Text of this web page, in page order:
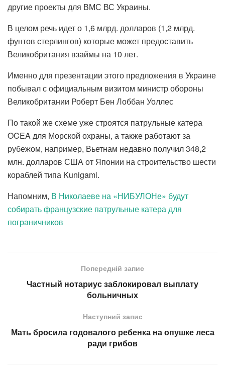
другие проекты для ВМС ВС Украины.
В целом речь идет о 1,6 млрд. долларов (1,2 млрд.
фунтов стерлингов) которые может предоставить
Великобритания взаймы на 10 лет.
Именно для презентации этого предложения в Украине
побывал с официальным визитом министр обороны
Великобритании Роберт Бен Лоббан Уоллес
По такой же схеме уже строятся патрульные катера
OCEA для Морской охраны, а также работают за
рубежом, например, Вьетнам недавно получил 348,2
млн. долларов США от Японии на строительство шести
кораблей типа Kunigami.
Напомним, В Николаеве на «НИБУЛОНе» будут
собирать французские патрульные катера для
пограничников
Попередній запис
Частный нотариус заблокировал выплату
больничных
Наступний запис
Мать бросила годовалого ребенка на опушке леса
ради грибов